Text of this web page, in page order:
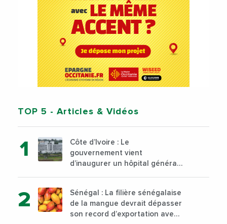
TOP 5 - Articles & Vidéos
Côte d’Ivoire : Le
gouvernement vient
d’inaugurer un hôpital général
Sénégal : La filière sénégalaise
de la mangue devrait dépasser
son record d’exportation avec